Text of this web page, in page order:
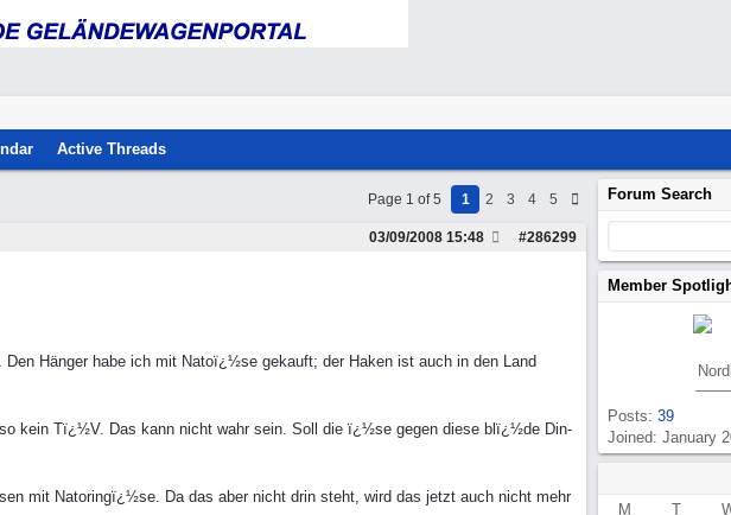
Active Threads
Page 1 of 5 1 2 3 4 5
#286299
03/09/2008 15:48
Hänger habe ich mit Natoï¿½se gekauft; der Haken ist auch in den Land
kein Tï¿½V. Das kann nicht wahr sein. Soll die ï¿½se gegen diese blï¿½de Din-
mit Natoringï¿½se. Da das aber nicht drin steht, wird das jetzt auch nicht mehr
Forum Search
Member
Posts: 39
Joined: January
M T